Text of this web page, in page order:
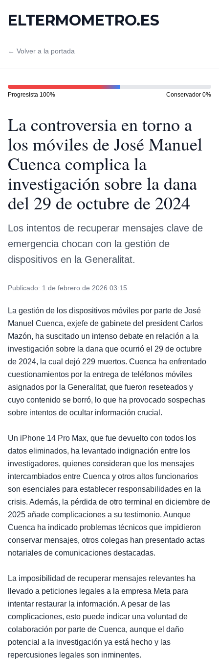
ELTERMOMETRO.ES
← Volver a la portada
Progresista 100% Conservador 0%
La controversia en torno a
los móviles de José Manuel
Cuenca complica la
investigación sobre la dana
del 29 de octubre de 2024
Los intentos de recuperar mensajes clave de
emergencia chocan con la gestión de
dispositivos en la Generalitat.
Publicado: 1 de febrero de 2026 03:15
La gestión de los dispositivos móviles por parte de José
Manuel Cuenca, exjefe de gabinete del president Carlos
Mazón, ha suscitado un intenso debate en relación a la
investigación sobre la dana que ocurrió el 29 de octubre
de 2024, la cual dejó 229 muertos. Cuenca ha enfrentado
cuestionamientos por la entrega de teléfonos móviles
asignados por la Generalitat, que fueron reseteados y
cuyo contenido se borró, lo que ha provocado sospechas
sobre intentos de ocultar información crucial.
Un iPhone 14 Pro Max, que fue devuelto con todos los
datos eliminados, ha levantado indignación entre los
investigadores, quienes consideran que los mensajes
intercambiados entre Cuenca y otros altos funcionarios
son esenciales para establecer responsabilidades en la
crisis. Además, la pérdida de otro terminal en diciembre de
2025 añade complicaciones a su testimonio. Aunque
Cuenca ha indicado problemas técnicos que impidieron
conservar mensajes, otros colegas han presentado actas
notariales de comunicaciones destacadas.
La imposibilidad de recuperar mensajes relevantes ha
llevado a peticiones legales a la empresa Meta para
intentar restaurar la información. A pesar de las
complicaciones, esto puede indicar una voluntad de
colaboración por parte de Cuenca, aunque el daño
potencial a la investigación ya está hecho y las
repercusiones legales son inminentes.